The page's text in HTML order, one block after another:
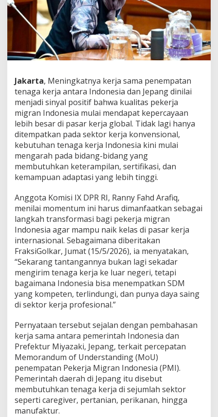
i
a
p
,
P
e
l
n
g
P
I
d
i
J
e
p
a
n
B
i
s
a
J
a
d
P
e
t
a
k
a
a
g
S
D
M
I
n
d
Jakarta, Meningkatnya kerja sama penempatan
tenaga kerja antara Indonesia dan Jepang dinilai
menjadi sinyal positif bahwa kualitas pekerja
migran Indonesia mulai mendapat kepercayaan
lebih besar di pasar kerja global. Tidak lagi hanya
ditempatkan pada sektor kerja konvensional,
kebutuhan tenaga kerja Indonesia kini mulai
mengarah pada bidang-bidang yang
membutuhkan keterampilan, sertifikasi, dan
kemampuan adaptasi yang lebih tinggi.
Anggota Komisi IX DPR RI, Ranny Fahd Arafiq,
menilai momentum ini harus dimanfaatkan sebagai
langkah transformasi bagi pekerja migran
Indonesia agar mampu naik kelas di pasar kerja
internasional. Sebagaimana diberitakan
FraksiGolkar, Jumat (15/5/2026), ia menyatakan,
“Sekarang tantangannya bukan lagi sekadar
mengirim tenaga kerja ke luar negeri, tetapi
bagaimana Indonesia bisa menempatkan SDM
yang kompeten, terlindungi, dan punya daya saing
di sektor kerja profesional.”
Pernyataan tersebut sejalan dengan pembahasan
kerja sama antara pemerintah Indonesia dan
Prefektur Miyazaki, Jepang, terkait percepatan
Memorandum of Understanding (MoU)
penempatan Pekerja Migran Indonesia (PMI).
Pemerintah daerah di Jepang itu disebut
membutuhkan tenaga kerja di sejumlah sektor
seperti caregiver, pertanian, perikanan, hingga
manufaktur.